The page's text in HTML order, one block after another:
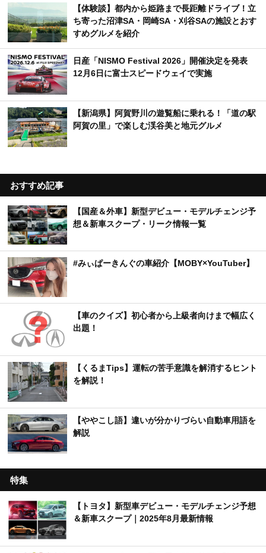
【体験談】都内から姫路まで長距離ドライブ！立
ち寄った沼津SA・岡崎SA・刈谷SAの施設とおす
すめグルメを紹介
日産「NISMO Festival 2026」開催決定を発表
12月6日に富士スピードウェイで実施
【新潟県】阿賀野川の遊覧船に乗れる！「道の駅
阿賀の里」で楽しむ渓谷美と地元グルメ
おすすめ記事
【国産＆外車】新型デビュー・モデルチェンジ予
想＆新車スクープ・リーク情報一覧
#みぃぱーきんぐの車紹介【MOBY×YouTuber】
【車のクイズ】初心者から上級者向けまで幅広く
出題！
【くるまTips】運転の苦手意識を解消するヒント
を解説！
【ややこし語】違いが分かりづらい自動車用語を
解説
特集
【トヨタ】新型車デビュー・モデルチェンジ予想
＆新車スクープ｜2025年8月最新情報